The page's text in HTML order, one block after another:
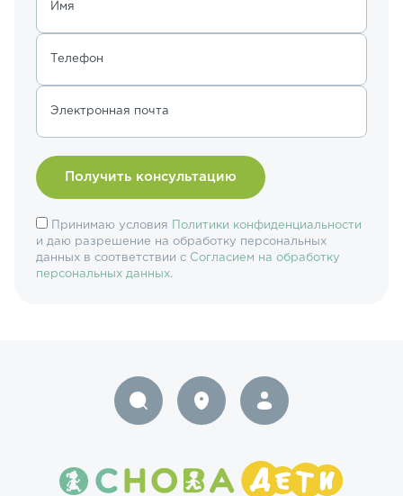
Имя
Телефон
Электронная почта
Принимаю условия
Политики конфиденциальности
и даю разрешение на обработку персональных
данных в соответствии с Согласием на обработку
персональных данных.